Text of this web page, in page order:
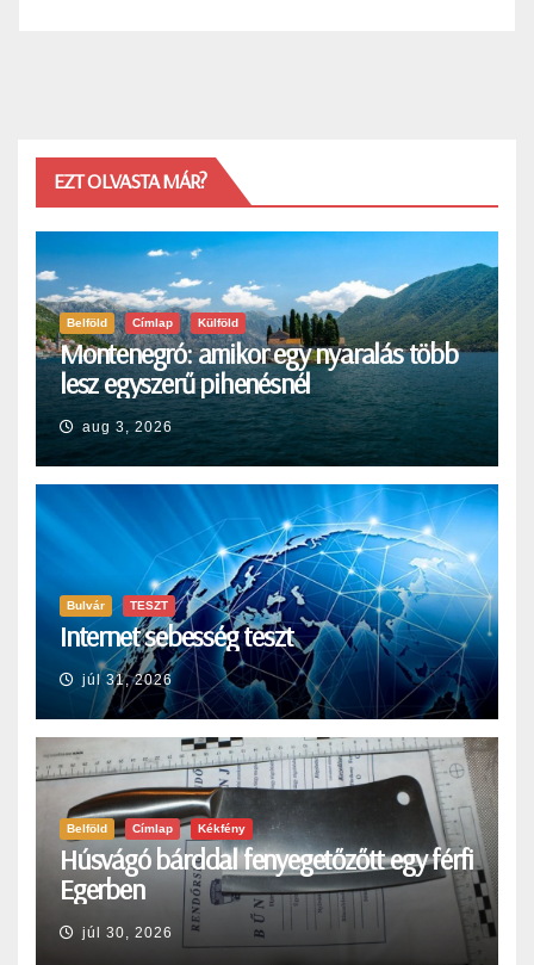
EZT OLVASTA MÁR?
Belföld Címlap Külföld
Montenegró: amikor egy nyaralás több
lesz egyszerű pihenésnél
aug 3, 2026
Bulvár TESZT
Internet sebesség teszt
júl 31, 2026
Belföld Címlap Kékfény
Húsvágó bárddal fenyegetőzőtt egy férfi
Egerben
júl 30, 2026